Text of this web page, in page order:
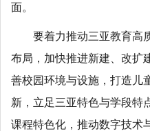
面。
要着力推动三亚教育高
布局，加快推进新建、改扩
善校园环境与设施，打造儿
新，立足三亚特色与学段特
课程特色化，推动数字技术